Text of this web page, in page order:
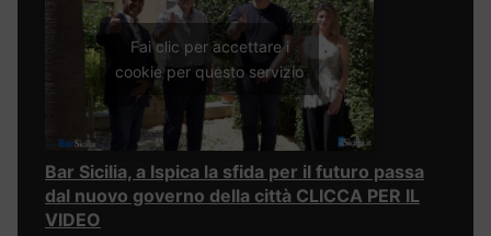
Fai clic per accettare i
cookie per questo servizio
Bar Sicilia, a Ispica la sfida per il futuro passa
dal nuovo governo della città CLICCA PER IL
VIDEO